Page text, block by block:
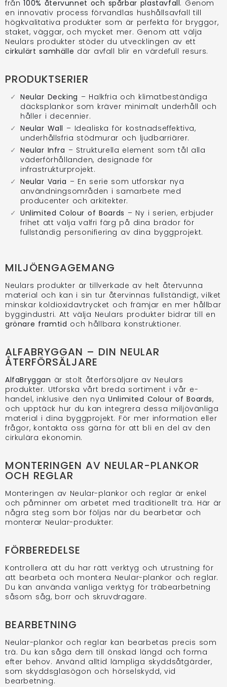
från100% återvunnet och spårbar plastavfall. Genom
en innovativ process förvandlas hushållsavfall till
högkvalitativa produkter som är perfekta för bryggor,
staket, väggar, och mycket mer. Genom att välja
Neulars produkter stöder du utvecklingen av ett
cirkulärt samhälle där avfall blir en värdefull resurs.
PRODUKTSERIER
Neular Decking – Halkfria och klimatbeständiga
däcksplankor som kräver minimalt underhåll och
håller i decennier.
Neular Wall – Idealiska för kostnadseffektiva,
underhållsfria stödmurar och ljudbarriärer.
Neular Infra – Strukturella element som tål alla
väderförhållanden, designade för
infrastrukturprojekt.
Neular Varia – En serie som utforskar nya
användningsområden i samarbete med
producenter och arkitekter.
Unlimited Colour of Boards – Ny i serien, erbjuder
frihet att välja valfri färg på dina brädor för
fullständig personifiering av dina byggprojekt.
MILJÖENGAGEMANG
Neulars produkter är tillverkade av helt återvunna
material och kan i sin tur återvinnas fullständigt, vilket
minskar koldioxidavtrycket och främjar en mer hållbar
byggindustri. Att välja Neulars produkter bidrar till en
grönare framtid och hållbara konstruktioner.
ALFABRYGGAN – DIN NEULAR
ÅTERFÖRSÄLJARE
AlfaBryggan är stolt återförsäljare av Neulars
produkter. Utforska vårt breda sortiment i vår e-
handel, inklusive den nyaUnlimited Colour of Boards,
och upptäck hur du kan integrera dessa miljövänliga
material i dina byggprojekt. För mer information eller
frågor, kontakta oss gärna för att bli en del av den
cirkulära ekonomin.
MONTERINGEN AV NEULAR-PLANKOR
OCH REGLAR
Monteringen av Neular-plankor och reglar är enkel
och påminner om arbetet med traditionellt trä. Här är
några steg som bör följas när du bearbetar och
monterar Neular-produkter:
FÖRBEREDELSE
Kontrollera att du har rätt verktyg och utrustning för
att bearbeta och montera Neular-plankor och reglar.
Du kan använda vanliga verktyg för träbearbetning
såsom såg, borr och skruvdragare.
BEARBETNING
Neular-plankor och reglar kan bearbetas precis som
trä. Du kan såga dem till önskad längd och forma
efter behov. Använd alltid lämpliga skyddsåtgärder,
som skyddsglasögon och hörselskydd, vid
bearbetning.